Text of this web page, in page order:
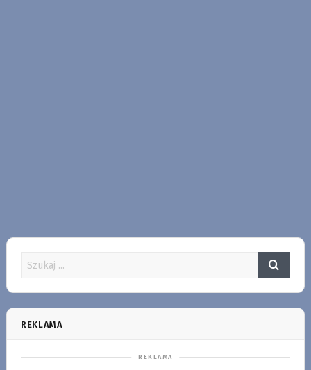
REKLAMA